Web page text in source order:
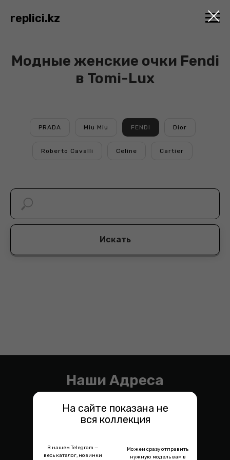
replici.kz
Модные женские очки Fendi
в Tomi-Lux
PRADA Miu Miu FENDI Dior
Roberto Cavalli Celine Cartier
Искать
Наши Адреса
На сайте показана не
вся коллекция
В нашем Telegram —
весь каталог, новинки
Можем сразу отправить
нужную модель вам в